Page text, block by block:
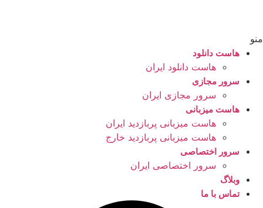
منو
هاست دانلود
هاست دانلود ایران
سرور مجازی
سرور مجازی ایران
هاست میزبانی
هاست میزبانی پربازدید ایران
هاست میزبانی پربازدید خارج
سرور اختصاصی
سرور اختصاصی ایران
وبلاگ
تماس با ما